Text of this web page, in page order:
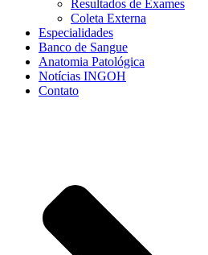
Resultados de Exames
Coleta Externa
Especialidades
Banco de Sangue
Anatomia Patológica
Notícias INGOH
Contato